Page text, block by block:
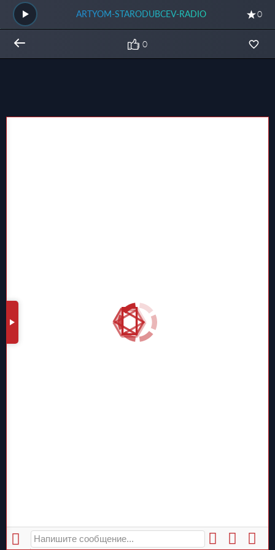
ARTYOM-STARODUBCEV-RADIO 0
0